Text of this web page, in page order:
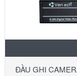
ĐẦU GHI